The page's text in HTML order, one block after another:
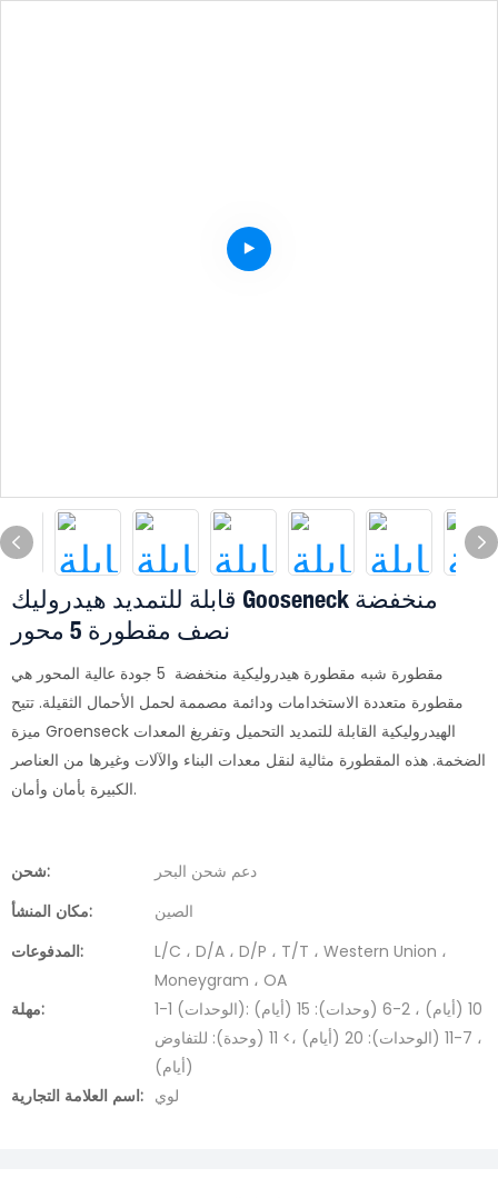
قابلة للتمديد هيدروليك Gooseneck منخفضة
نصف مقطورة 5 محور
مقطورة شبه مقطورة هيدروليكية منخفضة 5 جودة عالية المحور هي
مقطورة متعددة الاستخدامات ودائمة مصممة لحمل الأحمال الثقيلة. تتيح
ميزة Groenseck الهيدروليكية القابلة للتمديد التحميل وتفريغ المعدات
الضخمة. هذه المقطورة مثالية لنقل معدات البناء والآلات وغيرها من العناصر
الكبيرة بأمان وأمان.
شحن:
دعم شحن البحر
مكان المنشأ:
الصين
المدفوعات:
L/C ، D/A ، D/P ، T/T ، Western Union ،
Moneygram ، OA
مهلة:
1-1 (الوحدات): 10 (أيام) ، 2-6 (وحدات): 15 (أيام)
، 7-11 (الوحدات): 20 (أيام) ،> 11 (وحدة): للتفاوض
(أيام)
اسم العلامة التجارية: لوي